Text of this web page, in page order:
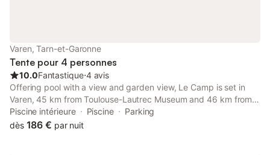
m (mai → septembre) • Terrain de tennis privé • Billard • Pool
house équipé : ping-pong, raquettes de tennis, ballons, pétanqu
Varen, Tarn-et-Garonne
Tente pour 4 personnes
10.0Fantastique⋅4 avis
Offering pool with a view and garden view, Le Camp is set in
Varen, 45 km from Toulouse-Lautrec Museum and 46 km from
Albi Cathedral. This property offers access to a terrace and free
private parking.
Piscine intérieure Piscine
Parking
dès 186 € par nuit